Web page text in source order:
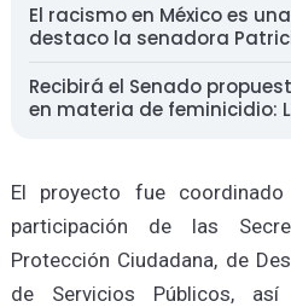
El racismo en México es
destaco la senadora
Recibirá el Senado
en materia de feminicidio:
El proyecto fue
participación de las
Protección Ciudadana, de
de Servicios Públicos,